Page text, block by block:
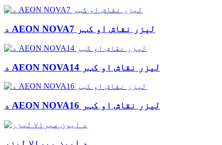
د AEON NOVA7 لیزر نقاش او کټر
د AEON NOVA14 لیزر نقاش او کټر
د AEON NOVA16 لیزر نقاش او کټر